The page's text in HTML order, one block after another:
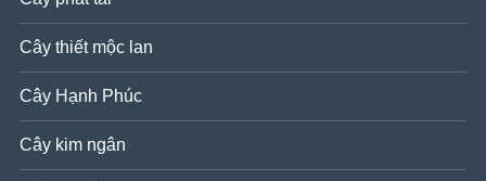
Cây thiết mộc lan
Cây Hạnh Phúc
Cây kim ngân